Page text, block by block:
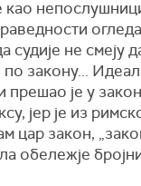
као
судије не смеју
закону...
прешао је у
јер је из
цар закон,
обележје